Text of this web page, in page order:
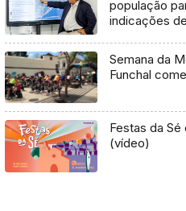
população
indicações
Semana da
Funchal
Festas da
(vídeo)